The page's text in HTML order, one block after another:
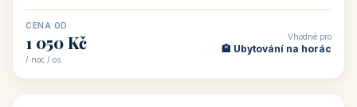
CENA OD
1 050 Kč
/ noc / os.
Vhodné pro
🏨 Ubytování na horác